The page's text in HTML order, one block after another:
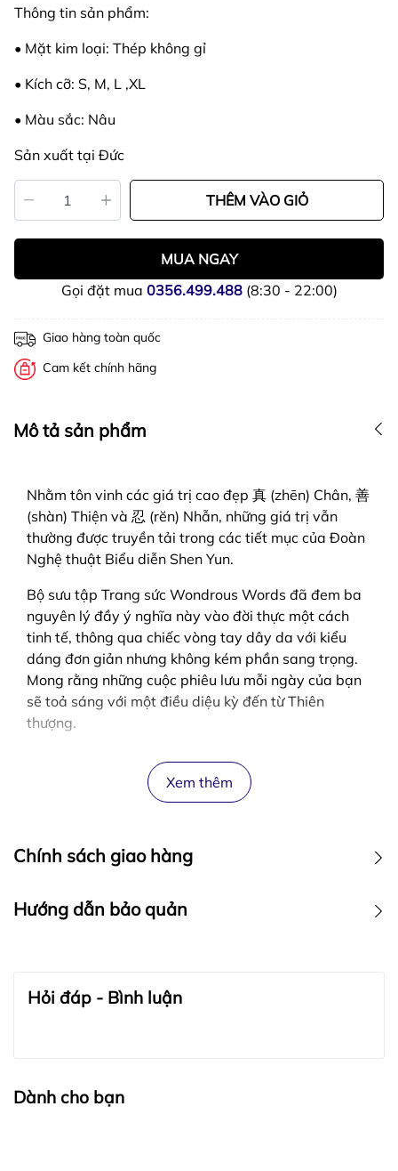
Thông tin sản phẩm:
• Mặt kim loại: Thép không gỉ
• Kích cỡ: S, M, L ,XL
• Màu sắc: Nâu
Sản xuất tại Đức
THÊM VÀO GIỎ
MUA NGAY
Gọi đặt mua 0356.499.488(8:30 - 22:00)
Giao hàng toàn quốc
Cam kết chính hãng
Mô tả sản phẩm
Nhằm tôn vinh các giá trị cao đẹp 真 (zhēn) Chân, 善
(shàn) Thiện và 忍 (rĕn) Nhẫn, những giá trị vẫn
thường được truyền tải trong các tiết mục của Đoàn
Nghệ thuật Biểu diễn Shen Yun.
Bộ sưu tập Trang sức Wondrous Words đã đem ba
nguyên lý đầy ý nghĩa này vào đời thực một cách
tinh tế, thông qua chiếc vòng tay dây da với kiểu
dáng đơn giản nhưng không kém phần sang trọng.
Mong rằng những cuộc phiêu lưu mỗi ngày của bạn
sẽ toả sáng với một điều diệu kỳ đến từ Thiên
thượng.
Xem thêm
Chính sách giao hàng
Hướng dẫn bảo quản
Hỏi đáp - Bình luận
Dành cho bạn